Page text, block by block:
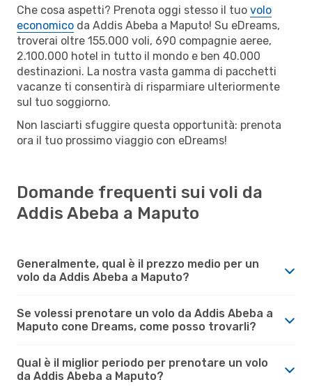
Che cosa aspetti? Prenota oggi stesso il tuo volo
economico da Addis Abeba a Maputo! Su eDreams,
troverai oltre 155.000 voli, 690 compagnie aeree,
2.100.000 hotel in tutto il mondo e ben 40.000
destinazioni. La nostra vasta gamma di pacchetti
vacanze ti consentirà di risparmiare ulteriormente
sul tuo soggiorno.
Non lasciarti sfuggire questa opportunità: prenota
ora il tuo prossimo viaggio con eDreams!
Domande frequenti sui voli da
Addis Abeba a Maputo
Generalmente, qual è il prezzo medio per un
volo da Addis Abeba a Maputo?
Se volessi prenotare un volo da Addis Abeba a
Maputo cone Dreams, come posso trovarli?
Qual è il miglior periodo per prenotare un volo
da Addis Abeba a Maputo?